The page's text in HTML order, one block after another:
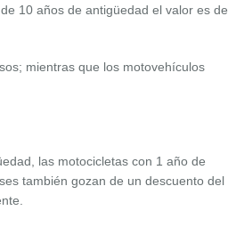
10 años de antigüedad el valor es de
mientras que los motovehículos
las motocicletas con 1 año de
también gozan de un descuento del